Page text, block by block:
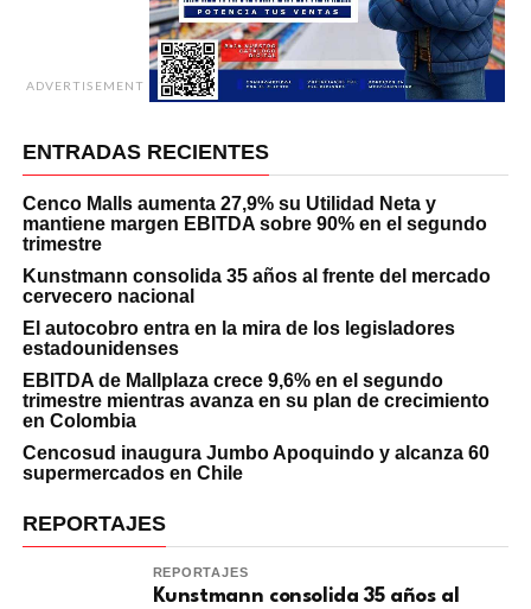
ADVERTISEMENT
ENTRADAS RECIENTES
Cenco Malls aumenta 27,9% su Utilidad Neta y
mantiene margen EBITDA sobre 90% en el segundo
trimestre
Kunstmann consolida 35 años al frente del mercado
cervecero nacional
El autocobro entra en la mira de los legisladores
estadounidenses
EBITDA de Mallplaza crece 9,6% en el segundo
trimestre mientras avanza en su plan de crecimiento
en Colombia
Cencosud inaugura Jumbo Apoquindo y alcanza 60
supermercados en Chile
REPORTAJES
REPORTAJES
Kunstmann consolida 35 años al